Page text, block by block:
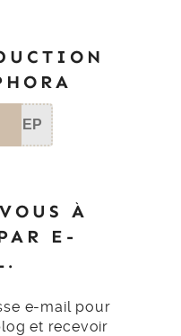
SEP
À
E-
e-mail pour
et recevoir